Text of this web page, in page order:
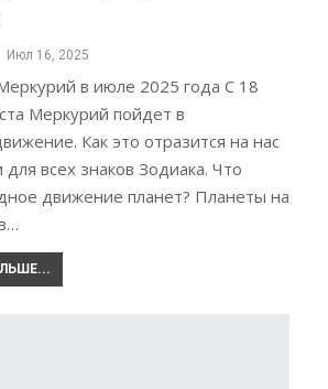
Июл 16, 2025
в июле 2025 года С 18
Меркурий пойдет в
Как это отразится на нас
всех знаков Зодиака. Что
движение планет? Планеты на